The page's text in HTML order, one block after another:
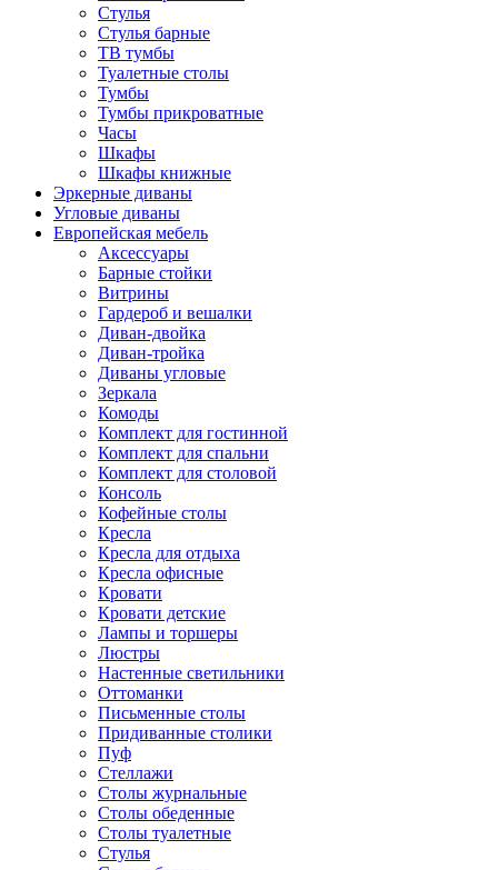
Стулья
Стулья барные
ТВ тумбы
Туалетные столы
Тумбы
Тумбы прикроватные
Часы
Шкафы
Шкафы книжные
Эркерные диваны
Угловые диваны
Европейская мебель
Аксессуары
Барные стойки
Витрины
Гардероб и вешалки
Диван-двойка
Диван-тройка
Диваны угловые
Зеркала
Комоды
Комплект для гостинной
Комплект для спальни
Комплект для столовой
Консоль
Кофейные столы
Кресла
Кресла для отдыха
Кресла офисные
Кровати
Кровати детские
Лампы и торшеры
Люстры
Настенные светильники
Оттоманки
Письменные столы
Придиванные столики
Пуф
Стеллажи
Столы журнальные
Столы обеденные
Столы туалетные
Стулья